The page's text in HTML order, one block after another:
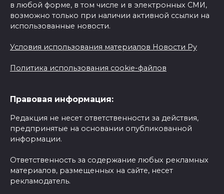
в любой форме, в том числе и в электронных СМИ,
возможно только при наличии активной ссылки на
использованные новости.
Условия использования материалов Новости Ру
Политика использования cookie-файлов
Правовая информация:
Редакция не несет ответственности за действия,
предпринятые на основании опубликованной
информации.
Ответственность за содержание любых рекламных
материалов, размещенных на сайте, несет
рекламодатель.